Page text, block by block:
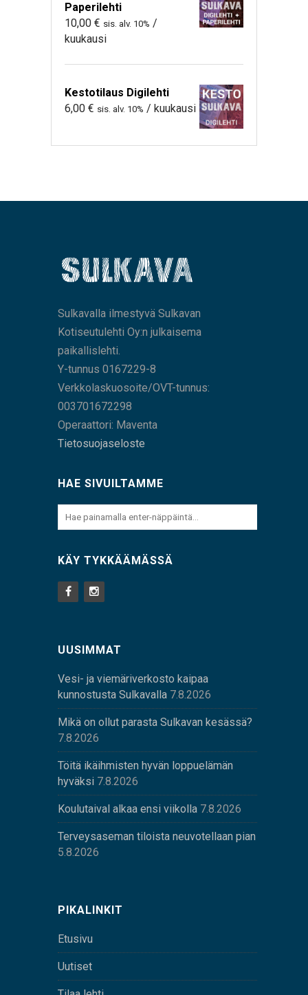
Paperilehti
10,00 € sis. alv. 10% /
kuukausi
Kestotilaus Digilehti
6,00 € sis. alv. 10% / kuukausi
Sulkavalla ilmestyvä Sulkavan
Kotiseutulehti Oy:n julkaisema
paikallislehti.
Y-tunnus 0167229-8
Verkkolaskuosoite/OVT-tunnus:
003701672298
Operaattori: Maventa
Tietosuojaseloste
HAE SIVUILTAMME
KÄY TYKKÄÄMÄSSÄ
UUSIMMAT
Vesi- ja viemäriverkosto kaipaa
kunnostusta Sulkavalla 7.8.2026
Mikä on ollut parasta Sulkavan kesässä?
7.8.2026
Töitä ikäihmisten hyvän loppuelämän
hyväksi 7.8.2026
Koulutaival alkaa ensi viikolla 7.8.2026
Terveysaseman tiloista neuvotellaan pian
5.8.2026
PIKALINKIT
Etusivu
Uutiset